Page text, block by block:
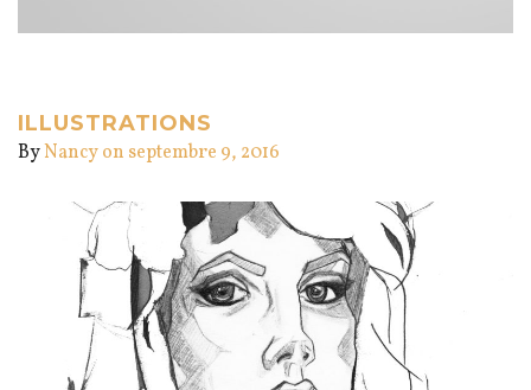
ILLUSTRATIONS
ByNancyon septembre 9, 2016